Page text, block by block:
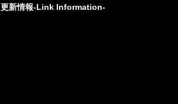
更新情報-Link Information-